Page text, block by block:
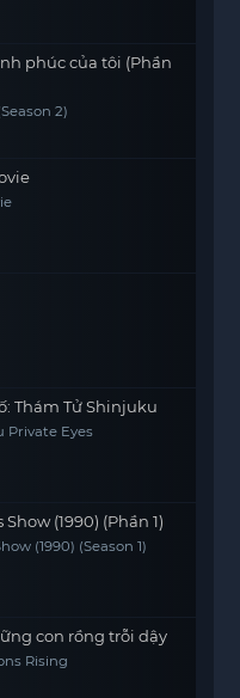
phúc của tôi (Phần
2)
Thám Tử Shinjuku
Private Eyes
(1990) (Phần 1)
(1990) (Season 1)
con rồng trỗi dậy
Rising